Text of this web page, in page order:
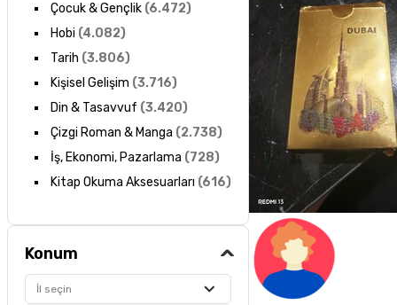
Çocuk & Gençlik(6.472)
Hobi (4.082)
Tarih (3.806)
Kişisel Gelişim (3.716)
Din & Tasavvuf (3.420)
Çizgi Roman & Manga (2.738)
İş, Ekonomi, Pazarlama (728)
Kitap Okuma Aksesuarları (616)
Konum
İl seçin